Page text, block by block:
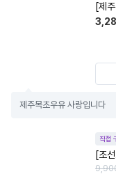
[제
제주목초우유 사랑입니다
직접
[조